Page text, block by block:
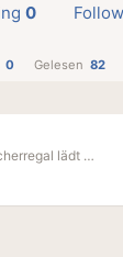
0
0 Gelesen 82
lädt …